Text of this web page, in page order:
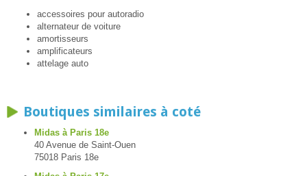
accessoires pour autoradio
alternateur de voiture
amortisseurs
amplificateurs
attelage auto
Boutiques similaires à coté
Midas à Paris 18e
40 Avenue de Saint-Ouen
75018 Paris 18e